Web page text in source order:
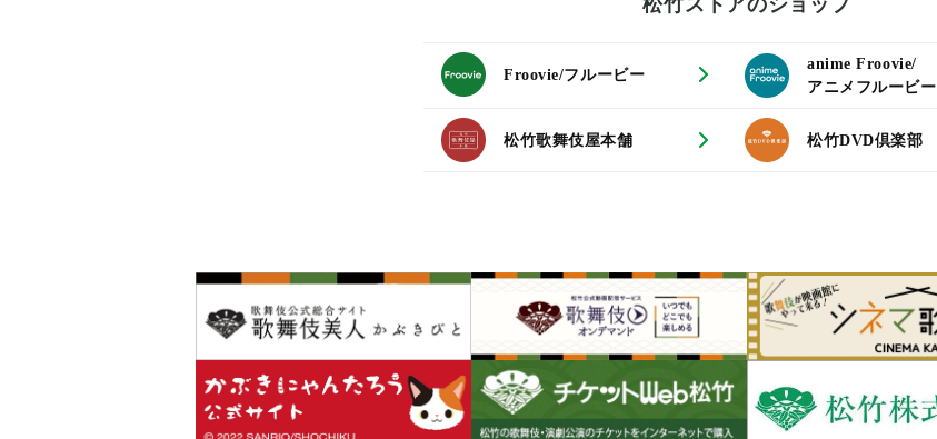
松竹ストアのショップ
Froovie/フルービー
anime Froovie/
アニメフルービー
松竹歌舞伎屋本舗 松竹DVD倶楽部